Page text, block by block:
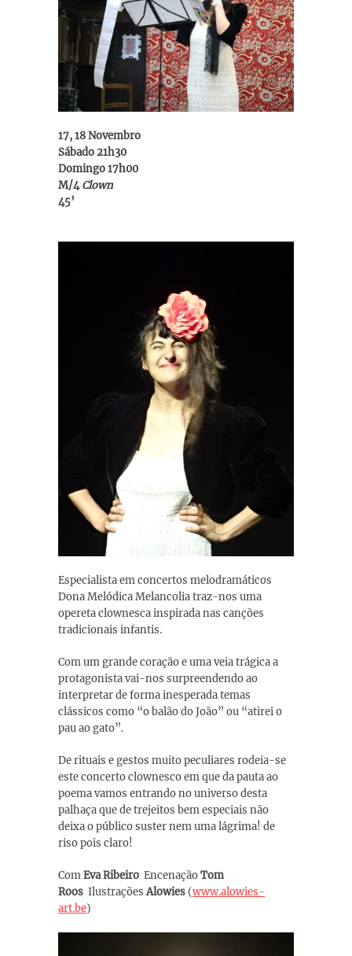
17, 18 Novembro
Sábado 21h30
Domingo 17h00
M/4Clown
45’
Especialista em concertos melodramáticos
Dona Melódica Melancolia traz-nos uma
opereta clownesca inspirada nas canções
tradicionais infantis.
Com um grande coração e uma veia trágica a
protagonista vai-nos surpreendendo ao
interpretar de forma inesperada temas
clássicos como “o balão do João” ou “atirei o
pau ao gato”.
De rituais e gestos muito peculiares rodeia-se
este concerto clownesco em que da pauta ao
poema vamos entrando no universo desta
palhaça que de trejeitos bem especiais não
deixa o público suster nem uma lágrima! de
riso pois claro!
ComEva Ribeiro EncenaçãoTom
Roos IlustraçõesAlowies (www.alowies-
art.be)